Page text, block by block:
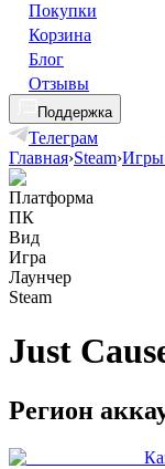
Покупки
Корзина
Блог
Отзывы
Поддержка
Телеграм
Главная›Steam›Игры
Платформа
ПК
Вид
Игра
Лаунчер
Steam
Just
Регион